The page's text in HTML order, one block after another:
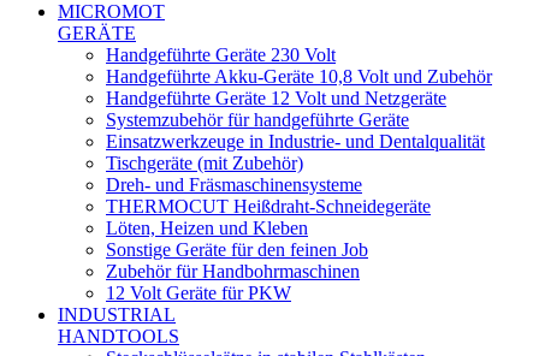
MICROMOT
GERÄTE
Handgeführte Geräte 230 Volt
Handgeführte Akku-Geräte 10,8 Volt und Zubehör
Handgeführte Geräte 12 Volt und Netzgeräte
Systemzubehör für handgeführte Geräte
Einsatzwerkzeuge in Industrie- und Dentalqualität
Tischgeräte (mit Zubehör)
Dreh- und Fräsmaschinensysteme
THERMOCUT Heißdraht-Schneidegeräte
Löten, Heizen und Kleben
Sonstige Geräte für den feinen Job
Zubehör für Handbohrmaschinen
12 Volt Geräte für PKW
INDUSTRIAL
HANDTOOLS